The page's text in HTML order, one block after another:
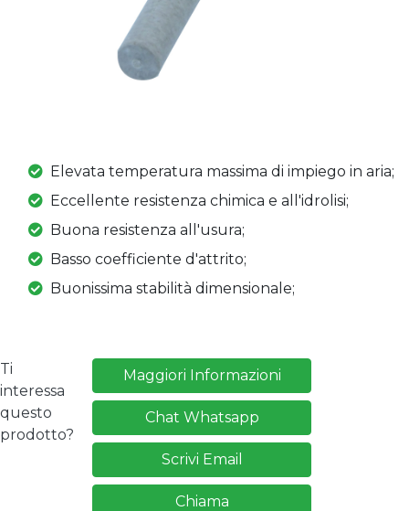
Elevata temperatura massima di impiego in aria;
Eccellente resistenza chimica e all'idrolisi;
Buona resistenza all'usura;
Basso coefficiente d'attrito;
Buonissima stabilità dimensionale;
Ti
interessa
questo
prodotto?
Maggiori Informazioni
Chat Whatsapp
Scrivi Email
Chiama